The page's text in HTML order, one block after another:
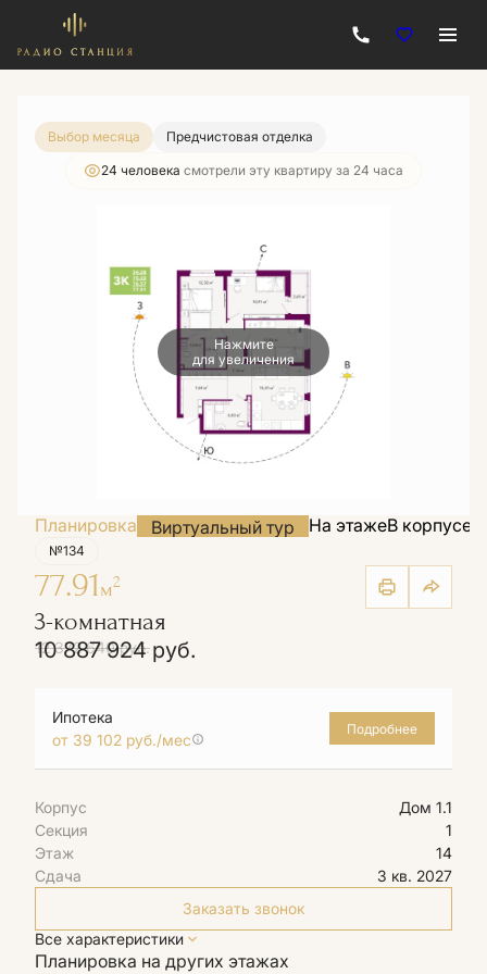
3-комнатная
10 887 924 руб.
Ипотека от 39 102 руб./мес.
Выбор месяца Предчистовая отделка
24 человекa смотрели эту квартиру за 24 часа
Нажмите
для увеличения
Планировка Виртуальный тур На этажеВ корпусе
№134
77.91м2
3-комнатная
12 372 640 руб.
10 887 924 руб.
Ипотека
от 39 102 руб./мес
Подробнее
Корпус
Дом 1.1
Секция
1
Этаж
14
Сдача
3 кв. 2027
Заказать звонок
Все характеристики
Планировка на других этажах